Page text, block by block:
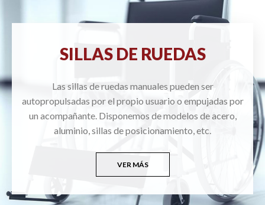
SILLAS DE RUEDAS
Las sillas de ruedas manuales pueden ser
autopropulsadas por el propio usuario o empujadas por
un acompañante. Disponemos de modelos de acero,
aluminio, sillas de posicionamiento, etc.
VER MÁS